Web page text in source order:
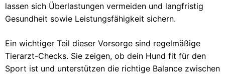
lassen sich Überlastungen vermeiden und langfristig
Gesundheit sowie Leistungsfähigkeit sichern.
Ein wichtiger Teil dieser Vorsorge sind regelmäßige
Tierarzt-Checks. Sie zeigen, ob dein Hund fit für den
Sport ist und unterstützen die richtige Balance zwischen